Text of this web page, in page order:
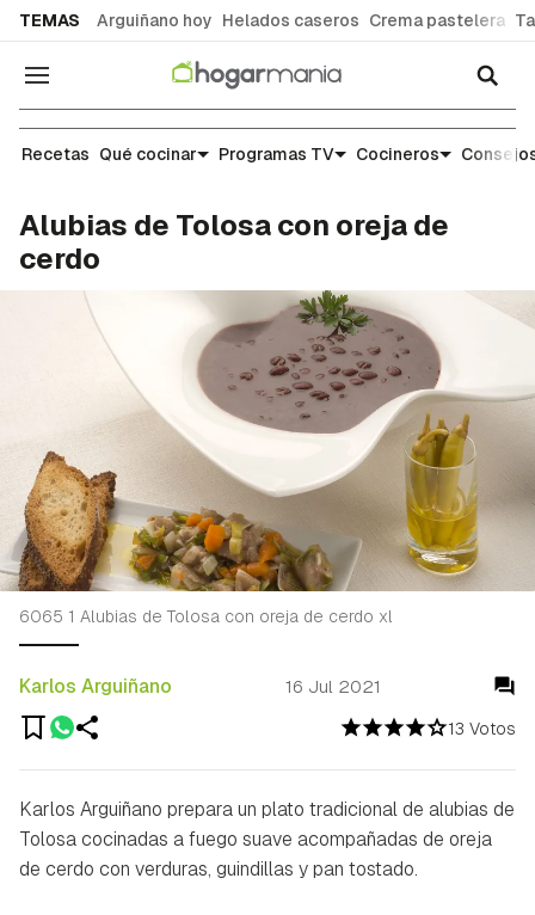
TEMAS Arguiñano hoy Helados caseros Crema pastelera
Navegación
Recetas
Recetas Qué cocinar Programas TV Cocineros
Alubias de Tolosa con oreja de
cerdo
13 Votos
Karlos Arguiñano 16 Jul 2021
6065 1 Alubias de Tolosa con oreja de cerdo xl
Karlos Arguiñano prepara un plato tradicional de alubias de
Tolosa cocinadas a fuego suave acompañadas de oreja
de cerdo con verduras, guindillas y pan tostado.